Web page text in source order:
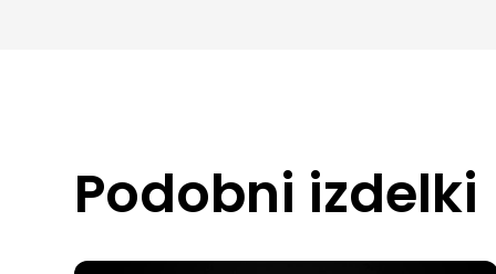
Podobni izdelki